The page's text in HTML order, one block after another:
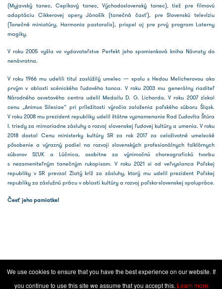
We use cookies to ensure that you have the best experience on our website. If
you continue to use this site we assume that you accept this. Learn more
(Myjavský tanec, Cepíkový tanec, Východoslovenský tanec), tiež pre filmovú
adaptáciu Cikkerovej opery Jánošík (tanečná časť), pre Slovenskú televíziu
(Tanečné miniatúry, Harmonia pastoralis), prispel aj pre prvý program Laterny
magiky.
V roku 2005 vyšla vo vydavateľstve Perfekt jeho spomienková kniha Návraty do
nenávratna.
V roku 1966 mu udelili titul zaslúžilý umelec — spolu s Hedou Melicherovou ako
prvým v oblasti scénického ľudového tanca. V roku 2003 mu generálny riaditeľ
Národného osvetového centra udelil Medailu D. G. Licharda. V roku 2007 získal
cenu „Animus Silesiae“ pri príležitosti výročia založenia poľského súboru Śląsk.
V roku 2008 mu prezident republiky udelil štátne vyznamenanie Rad Ľudovíta Štúra
I. triedy za mimoriadne zásluhy o rozvoj slovenskej ľudovej kultúry a umenia. V roku
2018 dostal Cenu ministerky kultúry SR za rok 2017 za celoživotné umelecké
pôsobenie a výrazný podiel na rozvoji slovenských profesionálnych folklórnych
súborov SĽUK a Lúčnica, osobitne za výnimočnú choreografickú tvorbu
s nezameniteľným tanečným rukopisom. V roku 2021 si od veľvyslanca Poľskej
republiky v SR prevzal Zlatý kríž za zásluhy, ktorý mu udelil prezident Poľskej
republiky za záslužnú prácu v oblasti kultúry a rozvoj poľsko-slovenskej spolupráce.
Česť jeho pamiatke!
Všeobecné podmienky súťaží